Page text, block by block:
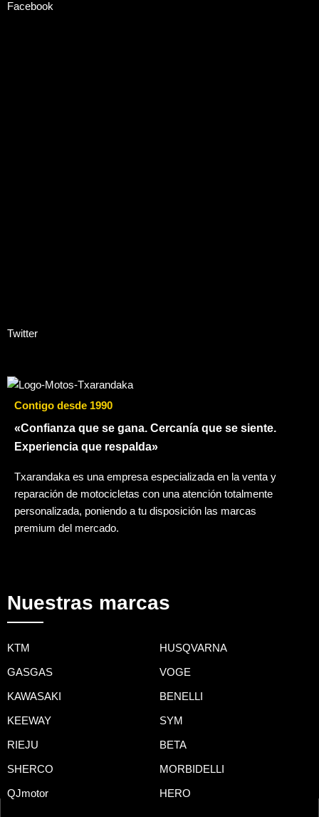
Facebook
Twitter
Contigo desde 1990
«Confianza que se gana. Cercanía que se siente.
Experiencia que respalda»
Txarandaka es una empresa especializada en la venta y
reparación de motocicletas con una atención totalmente
personalizada, poniendo a tu disposición las marcas
premium del mercado.
Nuestras marcas
KTM HUSQVARNA
GASGAS VOGE
KAWASAKI BENELLI
KEEWAY SYM
RIEJU BETA
SHERCO MORBIDELLI
QJmotor HERO